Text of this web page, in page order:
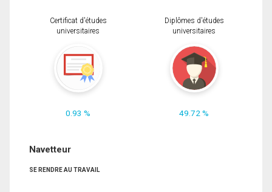
Certificat d'études
universitaires
0.93 %
Diplômes d'études
universitaires
49.72 %
Navetteur
SE RENDRE AU TRAVAIL